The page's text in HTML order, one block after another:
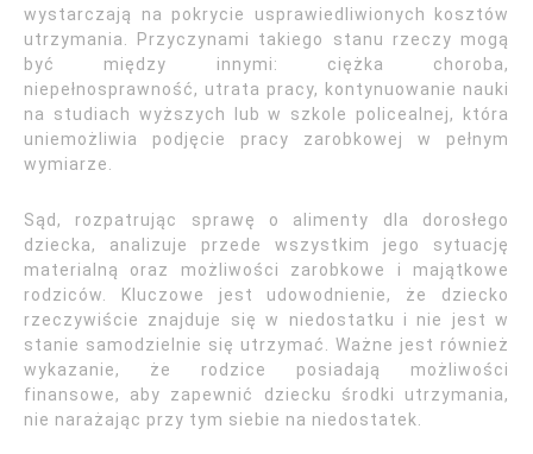
wystarczają na pokrycie usprawiedliwionych kosztów
utrzymania. Przyczynami takiego stanu rzeczy mogą
być między innymi: ciężka choroba,
niepełnosprawność, utrata pracy, kontynuowanie nauki
na studiach wyższych lub w szkole policealnej, która
uniemożliwia podjęcie pracy zarobkowej w pełnym
wymiarze.
Sąd, rozpatrując sprawę o alimenty dla dorosłego
dziecka, analizuje przede wszystkim jego sytuację
materialną oraz możliwości zarobkowe i majątkowe
rodziców. Kluczowe jest udowodnienie, że dziecko
rzeczywiście znajduje się w niedostatku i nie jest w
stanie samodzielnie się utrzymać. Ważne jest również
wykazanie, że rodzice posiadają możliwości
finansowe, aby zapewnić dziecku środki utrzymania,
nie narażając przy tym siebie na niedostatek.